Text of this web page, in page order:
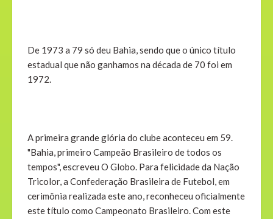
De 1973 a 79 só deu Bahia, sendo que o único título
estadual que não ganhamos na década de 70 foi em
1972.
A primeira grande glória do clube aconteceu em 59.
"Bahia, primeiro Campeão Brasileiro de todos os
tempos", escreveu O Globo. Para felicidade da Nação
Tricolor, a Confederação Brasileira de Futebol, em
cerimônia realizada este ano, reconheceu oficialmente
este título como Campeonato Brasileiro. Com este